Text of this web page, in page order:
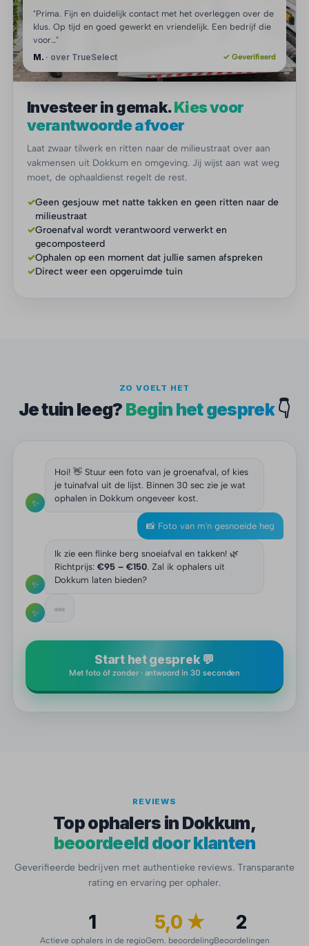
"Prima. Fijn en duidelijk contact met het overleggen over de
klus. Op tijd en goed gewerkt en vriendelijk. Een bedrijf die
voor…"
M. · over TrueSelect ✓ Geverifieerd
Investeer in gemak.Kies voor
verantwoorde afvoer
Laat zwaar tilwerk en ritten naar de milieustraat over aan
vakmensen uit Dokkum en omgeving. Jij wijst aan wat weg
moet, de ophaaldienst regelt de rest.
✓Geen gesjouw met natte takken en geen ritten naar de
milieustraat
✓Groenafval wordt verantwoord verwerkt en
gecomposteerd
✓Ophalen op een moment dat jullie samen afspreken
✓Direct weer een opgeruimde tuin
ZO VOELT HET
Je tuin leeg? Begin het gesprek👇
✨
Hoi! 👋 Stuur een foto van je groenafval, of kies
je tuinafval uit de lijst. Binnen 30 sec zie je wat
ophalen in Dokkum ongeveer kost.
📸 Foto van m'n gesnoeide heg
✨
Ik zie een flinke berg snoeiafval en takken! 🌿
Richtprijs: €95 – €150. Zal ik ophalers uit
Dokkum laten bieden?
✨
Start het gesprek 💬
Met foto óf zonder · antwoord in 30 seconden
REVIEWS
Top ophalers in Dokkum,
beoordeeld door klanten
Geverifieerde bedrijven met authentieke reviews. Transparante
rating en ervaring per ophaler.
1
Actieve ophalers in de regio
5,0 ★
Gem. beoordeling
2
Beoordelingen